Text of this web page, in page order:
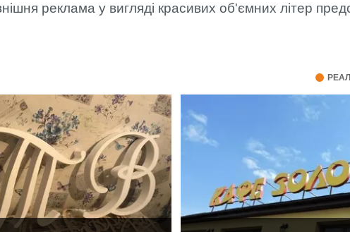
реклама у вигляді красивих об'ємних літер